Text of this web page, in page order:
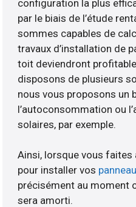
configuration la plus
par le biais de l’étude
sommes capables de
travaux d’installation de
toit deviendront
disposons de plusieurs
nous vous proposons un
l’autoconsommation ou
solaires, par exemple.
Ainsi, lorsque vous faites
pour installer vos
précisément au moment
sera amorti.